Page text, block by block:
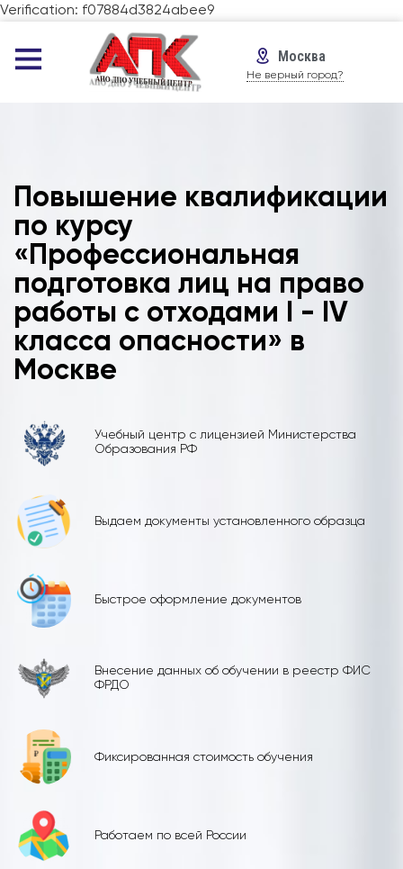
Verification: f07884d3824abee9
Москва
Не верный город?
Повышение квалификации
по курсу
«Профессиональная
подготовка лиц на право
работы с отходами I - IV
класса опасности» в
Москве
Учебный центр с лицензией Министерства
Образования РФ
Выдаем документы установленного образца
Быстрое оформление документов
Внесение данных об обучении в реестр ФИС
ФРДО
Фиксированная стоимость обучения
Работаем по всей России